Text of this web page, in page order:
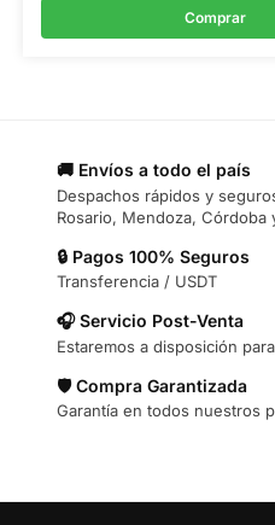
Comprar
🚚 Envíos a todo el país
Despachos rápidos y
Rosario, Mendoza, Córdoba
🔒 Pagos 100% Seguros
Transferencia / USDT
🎧 Servicio Post-Venta
Estaremos a disposición
🛡️ Compra Garantizada
Garantía en todos nuestros